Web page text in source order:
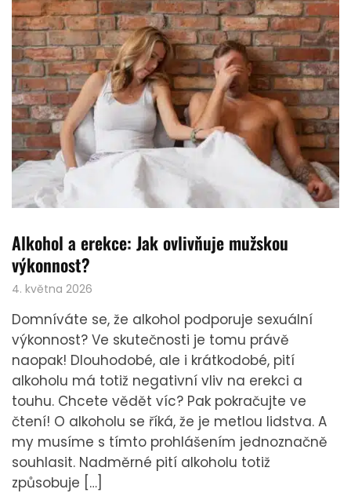
Alkohol a erekce: Jak ovlivňuje mužskou
výkonnost?
4. května 2026
Domníváte se, že alkohol podporuje sexuální
výkonnost? Ve skutečnosti je tomu právě
naopak! Dlouhodobé, ale i krátkodobé, pití
alkoholu má totiž negativní vliv na erekci a
touhu. Chcete vědět víc? Pak pokračujte ve
čtení! O alkoholu se říká, že je metlou lidstva. A
my musíme s tímto prohlášením jednoznačně
souhlasit. Nadměrné pití alkoholu totiž
způsobuje […]